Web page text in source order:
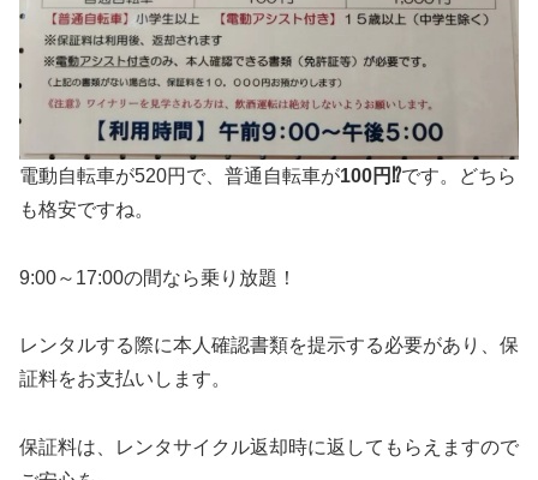
電動自転車が520円で、普通自転車が100円⁉です。どちら
も格安ですね。
9:00～17:00の間なら乗り放題！
レンタルする際に本人確認書類を提示する必要があり、保
証料をお支払いします。
保証料は、レンタサイクル返却時に返してもらえますので